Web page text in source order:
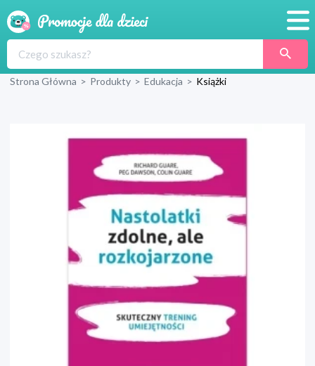
Produkty
Blog
Wyprawka
Strona Główna > Produkty > Edukacja > Książki